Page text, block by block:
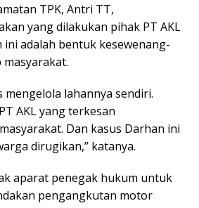
TPK, Antri TT,
yang dilakukan pihak PT AKL
ini adalah bentuk kesewenang-
mengelola lahannya sendiri.
AKL yang terkesan
Dan kasus Darhan ini
dirugikan,” katanya.
aparat penegak hukum untuk
pengangkutan motor